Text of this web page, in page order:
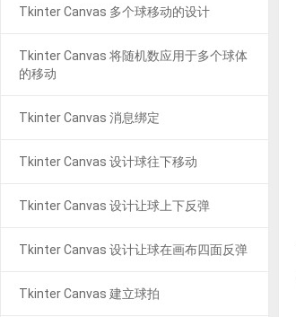
Tkinter Canvas 多个球移动的设计
Tkinter Canvas 将随机数应用于多个球体
的移动
Tkinter Canvas 消息绑定
Tkinter Canvas 设计球往下移动
Tkinter Canvas 设计让球上下反弹
Tkinter Canvas 设计让球在画布四面反弹
Tkinter Canvas 建立球拍